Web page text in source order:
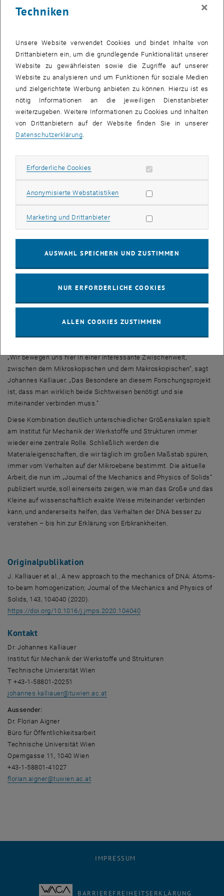
erklären.“
Fächerkombination: Seine Arbeit wurde einerseits vom
Bauingenieur Prof. Christian Hellmich betreut, andererseits auch von
Prof. Gerhard Kahl vom Institut für Theoretische Physik.
„Wir verwendeten Methoden der Molekulardynamik, um das DNA-
Molekül am Computer auf atomarer Skala nachzubilden“, erklärt
Kalliauer. „Man legt fest, wie die DNA-Helices gestaucht, gedehnt
oder verdreht werden – und dann ermittelt man, welche Kräfte
auftreten, und in welche Endposition die Atome schließlich
gelangen.“ Solche Rechnungen sind sehr aufwändig und nur mit
So konnte man die merkwürdigen experimentellen Befunde erklären
– etwa das kontraintuitive Ergebnis, dass sich die DNA in
Atome ergibt das plötzlich Sinn“, sagt Johannes Kalliauer.
man interatomare Kräfte und Abstände ermitteln. Mit bestimmten
relevanten Kraftgrößen ermitteln, die man benötigt, um den DNA-
Strang als Ganzes zu beschreiben – ähnlich wie man die Statik
„Wir bewegen uns hier in einer interessante Zwischenwelt,
zwischen dem Mikroskopischen und dem Makroskopischen“, sagt
Johannes Kalliauer. „Das Besondere an diesem Forschungsprojekt
ist, dass man wirklich beide Sichtweisen benötigt und sie
miteinander verbinden muss.“
Diese Kombination deutlich unterschiedlicher Größenskalen spielt
am Institut für Mechanik der Werkstoffe und Strukturen immer
wieder eine zentrale Rolle. Schließlich werden die
Materialeigenschaften, die wir täglich im großen Maßstab spüren,
immer vom Verhalten auf der Mikroebene bestimmt. Die aktuelle
Arbeit, die nun im „Journal of the Mechanics and Physics of Solids“
publiziert wurde, soll einerseits zeigen, wie man das Große und das
Kleine auf wissenschaftlich exakte Weise miteinander verbinden
kann, und andererseits helfen, das Verhalten der DNA besser zu
verstehen – bis hin zur Erklärung von Erbkrankheiten.
Originalpublikation
J. Kalliauer et al., A new approach to the mechanics of DNA: Atoms-
to-beam homogenization; Journal of the Mechanics and Physics of
Solids, 143, 104040 (2020).
https://doi.org/10.1016/j.jmps.2020.104040, öffnet eine externe URL
Kontakt
Dr. Johannes Kalliauer
Institut für Mechanik der Werkstoffe und Strukturen
Technische Unviersität Wien
T +43-1-58801-20251
johannes.kalliauer@tuwien.ac.at
Aussender:
Dr. Florian Aigner
Büro für Öffentlichkeitsarbeit
Technische Universität Wien
Operngasse 11, 1040 Wien
+43-1-58801-41027
florian.aigner@tuwien.ac.at
IMPRESSUM
BARRIEREFREIHEITSERKLÄRUNG
Techniken
×
Unsere Website verwendet Cookies und bindet Inhalte von
Drittanbietern ein, um die grundlegende Funktionalität unserer
Website zu gewährleisten sowie die Zugriffe auf unserer
Website zu analysieren und um Funktionen für soziale Medien
und zielgerichtete Werbung anbieten zu können. Hierzu ist es
nötig Informationen an die jeweiligen Dienstanbieter
weiterzugeben. Weitere Informationen zu Cookies und Inhalten
von Drittanbietern auf der Website finden Sie in unserer
Datenschutzerklärung
Erforderliche Cookies Erforderliche Cookies zulassen
Anonymisierte WebstatistikenStatistik Cookies zulassen
Marketing und DrittanbieterMarketing Cookies zulassen
AUSWAHL SPEICHERN UND ZUSTIMMEN
NUR ERFORDERLICHE COOKIES
ALLEN COOKIES ZUSTIMMEN